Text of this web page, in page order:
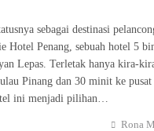
sebagai destinasi
Hotel Penang, sebuah hotel 5
Lepas. Terletak hanya kira-
Pinang dan 30 minit ke
ini menjadi pilihan…
Rona